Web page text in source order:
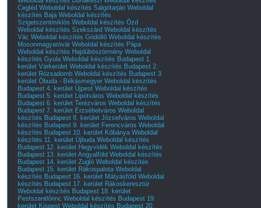
Cegléd Weboldal készítés Salgótarján Weboldal
készítés Baja Weboldal készítés
Szigetszentmiklós Weboldal készítés Ózd
Weboldal készítés Szekszárd Weboldal készítés
Vác Weboldal készítés Gödöllő Weboldal készítés
Mosonmagyaróvár Weboldal készítés Pápa
Weboldal készítés Hajdúböszörmény Weboldal
készítés Gyula Weboldal készítés Budapest 1.
kerület Várkerület Weboldal készítés Budapest 2.
kerület Rózsadomb Weboldal készítés Budapest 3.
kerület Óbuda - Békásmegyer Weboldal készítés
Budapest 4. kerület Újpest Weboldal készítés
Budapest 5. kerület Lipótváros Weboldal készítés
Budapest 6. kerület Terézváros Weboldal készítés
Budapest 7. kerület Erzsébetváros Weboldal
készítés Budapest 8. kerület Józsefváros Weboldal
készítés Budapest 9. kerület Ferencváros Weboldal
készítés Budapest 10. kerület Kőbánya Weboldal
készítés 11. kerület Újbuda Weboldal készítés
Budapest 12. kerület Hegyvidék Weboldal készítés
Budapest 13. kerület Angyalföld Weboldal készítés
Budapest 14. kerület Zugló Weboldal készítés
Budapest 15. kerület Rákospalota Weboldal
készítés Budapest 16. kerület Mátyásföld Weboldal
készítés Budapest 17. kerület Rákoskeresztúr
Weboldal készítés Budapest 18. kerület
Pestszentlőrinc Weboldal készítés Budapest 19.
kerület Kispest Weboldal készítés Budapest 20.